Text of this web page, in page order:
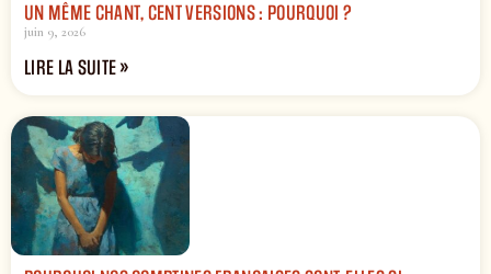
UN MÊME CHANT, CENT VERSIONS : POURQUOI ?
juin 9, 2026
LIRE LA SUITE »